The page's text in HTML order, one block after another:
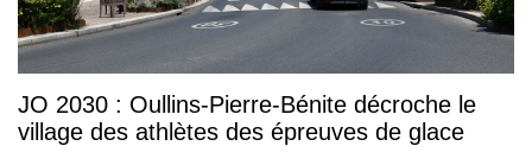
JO 2030 : Oullins-Pierre-Bénite décroche le
village des athlètes des épreuves de glace